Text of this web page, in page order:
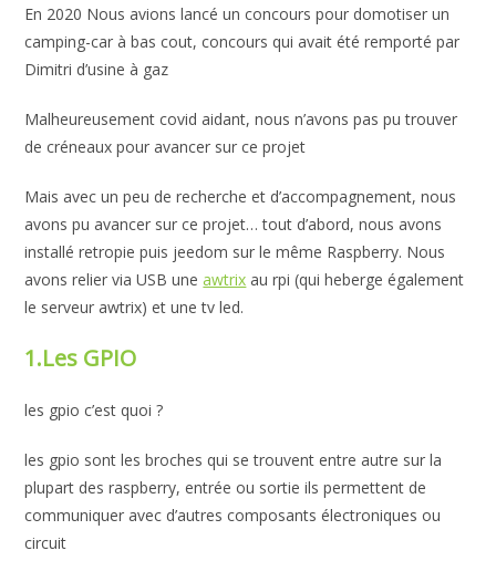
En 2020 Nous avions lancé un concours pour domotiser un
camping-car à bas cout, concours qui avait été remporté par
Dimitri d’usine à gaz
Malheureusement covid aidant, nous n’avons pas pu trouver
de créneaux pour avancer sur ce projet
Mais avec un peu de recherche et d’accompagnement, nous
avons pu avancer sur ce projet… tout d’abord, nous avons
installé retropie puis jeedom sur le même Raspberry. Nous
avons relier via USB uneawtrix au rpi (qui heberge également
le serveur awtrix) et une tv led.
1.Les GPIO
les gpio c’est quoi ?
les gpio sont les broches qui se trouvent entre autre sur la
plupart des raspberry, entrée ou sortie ils permettent de
communiquer avec d’autres composants électroniques ou
circuit